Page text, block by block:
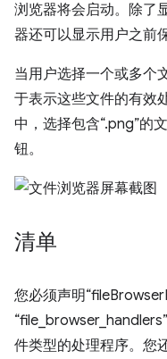
浏览器将会启动。除了
器还可以显示用户之前
当用户选择一个或多个
于表示这些文件的有效
中，选择包含“.png”的
钮。
清单
您必须声明
“file_browser_handlers”
件类型的处理程序。您